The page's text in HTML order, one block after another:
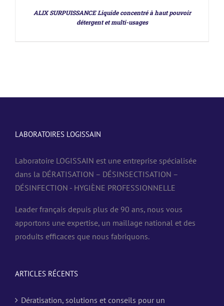
ALIX SURPUISSANCE Liquide concentré à haut pouvoir
détergent et multi-usages
LABORATOIRES LOGISSAIN
Laboratoire LOGISSAIN est une entreprise spécialisée
dans la DÉRATISATION – DÉSINSECTISATION –
DÉSINFECTION - HYGIÈNE PROFESSIONNELLE
Leader français depuis plus de 90 ans, nous vous
apportons une expertise, un maillage national et des
produits efficaces que nous fabriquons.
ARTICLES RÉCENTS
Dératisation, solutions et conseils pour un